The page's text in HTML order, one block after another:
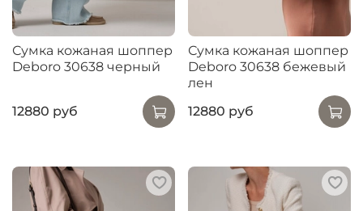
Сумка кожаная шоппер
Deboro 30638 черный
12880 руб
Сумка кожаная шоппер
Deboro 30638 бежевый
лен
12880 руб